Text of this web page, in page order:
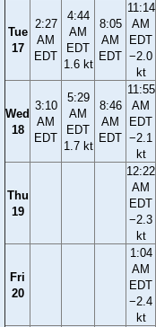
Tue
17
2:27
AM
EDT
4:44
AM
EDT
1.6 kt
8:05
AM
EDT
11:14
AM
EDT
−2.0
kt
Wed
18
3:10
AM
EDT
5:29
AM
EDT
1.7 kt
8:46
AM
EDT
11:55
AM
EDT
−2.1
kt
Thu
19
12:22
AM
EDT
−2.3
kt
Fri
20
1:04
AM
EDT
−2.4
kt